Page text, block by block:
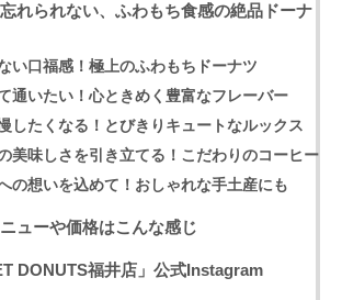
れられない、ふわもち食感の絶品ドーナ
い口福感！極上のふわもちドーナツ
通いたい！心ときめく豊富なフレーバー
したくなる！とびきりキュートなルックス
美味しさを引き立てる！こだわりのコーヒー
の想いを込めて！おしゃれな手土産にも
ューや価格はこんな感じ
DONUTS福井店 」公式Instagram